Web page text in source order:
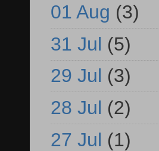
01 Aug (3)
31 Jul (5)
29 Jul (3)
28 Jul (2)
27 Jul (1)